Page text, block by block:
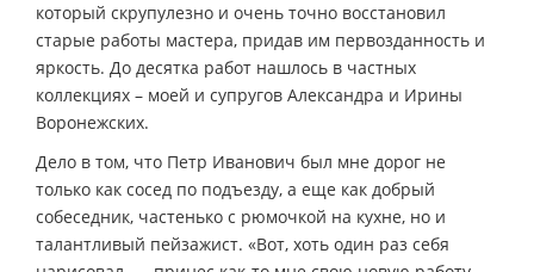
который скрупулезно и очень точно восстановил
старые работы мастера, придав им первозданность и
яркость. До десятка работ нашлось в частных
коллекциях – моей и супругов Александра и Ирины
Воронежских.
Дело в том, что Петр Иванович был мне дорог не
только как сосед по подъезду, а еще как добрый
собеседник, частенько с рюмочкой на кухне, но и
талантливый пейзажист. «Вот, хоть один раз себя